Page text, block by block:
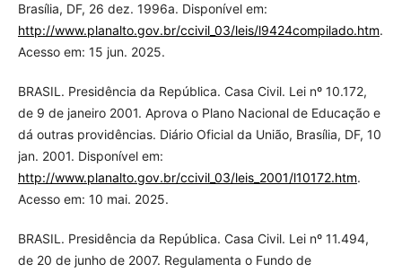
Brasília, DF, 26 dez. 1996a. Disponível em:
http://www.planalto.gov.br/ccivil_03/leis/l9424compilado.htm.
Acesso em: 15 jun. 2025.
BRASIL. Presidência da República. Casa Civil. Lei nº 10.172,
de 9 de janeiro 2001. Aprova o Plano Nacional de Educação e
dá outras providências. Diário Oficial da União, Brasília, DF, 10
jan. 2001. Disponível em:
http://www.planalto.gov.br/ccivil_03/leis_2001/l10172.htm.
Acesso em: 10 mai. 2025.
BRASIL. Presidência da República. Casa Civil. Lei nº 11.494,
de 20 de junho de 2007. Regulamenta o Fundo de